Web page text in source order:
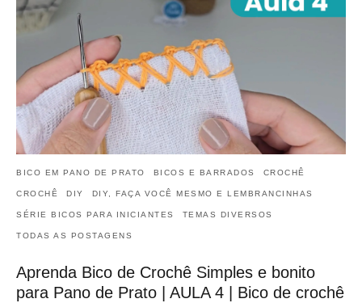
BICO EM PANO DE PRATO BICOS E BARRADOS CROCHÊ
CROCHÊ DIY DIY, FAÇA VOCÊ MESMO E LEMBRANCINHAS
SÉRIE BICOS PARA INICIANTES TEMAS DIVERSOS
TODAS AS POSTAGENS
Aprenda Bico de Crochê Simples e bonito
para Pano de Prato | AULA 4 | Bico de crochê